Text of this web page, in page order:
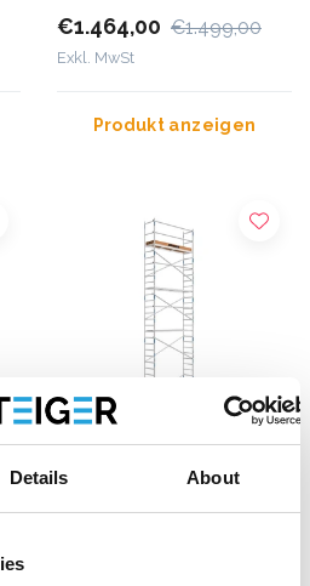
Details About
€1.464,00 €1.499,00
Exkl. MwSt
Produkt anzeigen